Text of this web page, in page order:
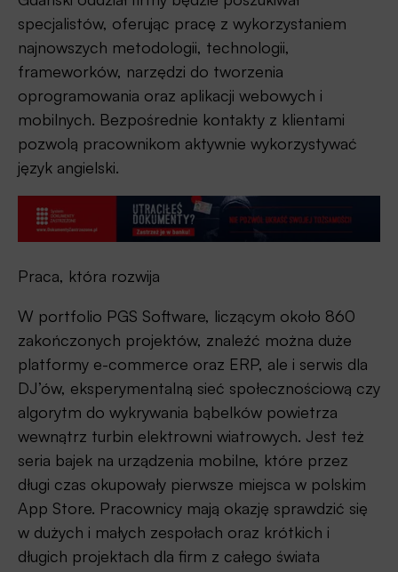
specjalistów, oferując pracę z wykorzystaniem
najnowszych metodologii, technologii,
frameworków, narzędzi do tworzenia
oprogramowania oraz aplikacji webowych i
mobilnych. Bezpośrednie kontakty z klientami
pozwolą pracownikom aktywnie wykorzystywać
język angielski.
Praca, która rozwija
W portfolio PGS Software, liczącym około 860
zakończonych projektów, znaleźć można duże
platformy e-commerce oraz ERP, ale i serwis dla
DJ’ów, eksperymentalną sieć społecznościową czy
algorytm do wykrywania bąbelków powietrza
wewnątrz turbin elektrowni wiatrowych. Jest też
seria bajek na urządzenia mobilne, które przez
długi czas okupowały pierwsze miejsca w polskim
App Store. Pracownicy mają okazję sprawdzić się
w dużych i małych zespołach oraz krótkich i
długich projektach dla firm z całego świata